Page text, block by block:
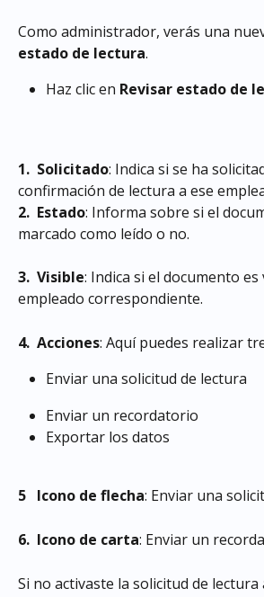
Como administrador, verás una
estado de lectura.
Haz clic en Revisar estado de
1. Solicitado: Indica si se ha
confirmación de lectura a ese
2.  Estado: Informa sobre si el
marcado como leído o no.
3. Visible: Indica si el documento
empleado correspondiente.
4.  Acciones: Aquí puedes realizar
Enviar una solicitud de lectura
Enviar un recordatorio
Exportar los datos
5   Icono de flecha: Enviar una
6. Icono de carta: Enviar un
Si no activaste la solicitud de lectura